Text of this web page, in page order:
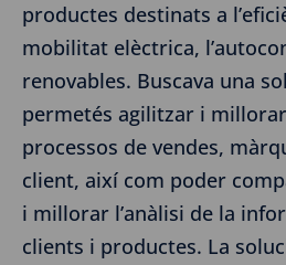
productes destinats a
mobilitat elèctrica,
renovables. Buscava una
permetés agilitzar i
processos de vendes,
client, així com poder
i millorar l’anàlisi de la
clients i productes. La